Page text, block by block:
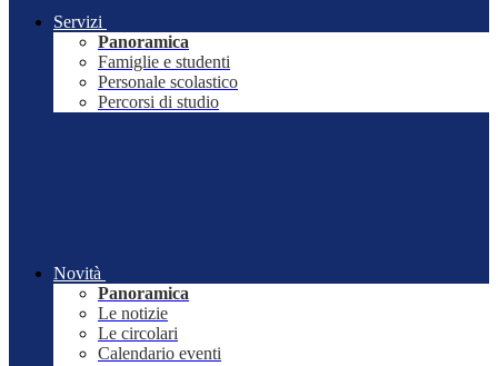
Servizi
Panoramica
Famiglie e studenti
Personale scolastico
Percorsi di studio
Novità
Panoramica
Le notizie
Le circolari
Calendario eventi